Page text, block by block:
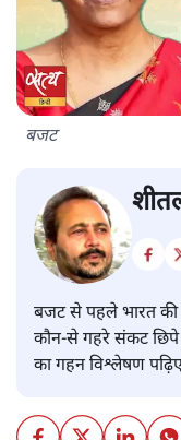
बजट
बजट से पहले भारत की
कौन-से गहरे संकट
का गहन विश्लेषण